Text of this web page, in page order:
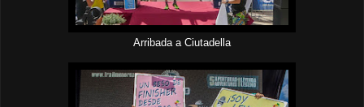
Arribada a Ciutadella